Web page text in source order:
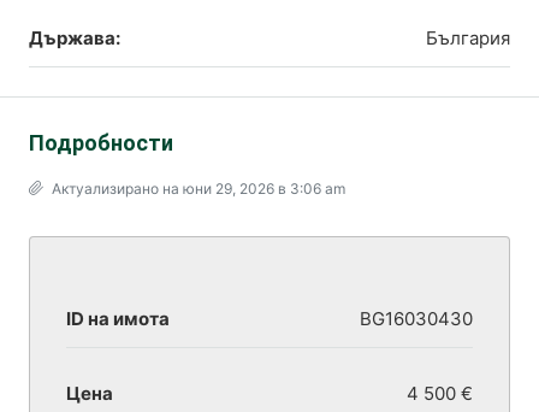
Държава: България
Подробности
Актуализирано на юни 29, 2026 в 3:06 am
ID на имота BG16030430
Цена 4 500 €